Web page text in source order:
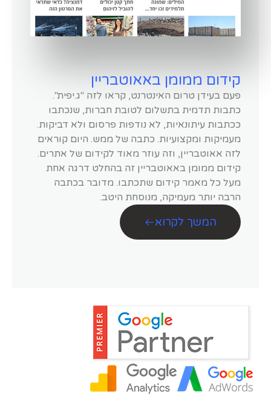
קידום ממומן באאוטבריין
פעם בעידן טרום האינטרנט, קראו לזה "ג.יפית".
כתבות תדמית בתשלום לטובת חברות, שנכתבו
ככתבות עיתונאיות, לא נודפות פרסום ולא דביקות.
מעמיקות ומקצועיות. כתבה של ממש. היום קוראים
לזה אאוטבריין, וזה עוזר מאוד לקידום של אתרים.
קידום ממומן באאוטבריין זה בהחלט דרגה אחת
מעל כל מאמר קידום שתכתבו. מדובר בכתבה
הרבה יותר מעמיקה, מנוסחת היטב.
המשך לקרוא